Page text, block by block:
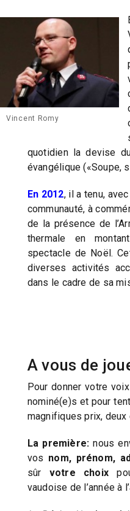
Vincent Romy
quotidien la devise
évangélique («Soupe,
En 2012, il a tenu,
communauté, à
de la présence de
thermale en
spectacle de Noël.
diverses activités
dans le cadre de sa
A vous de
Pour donner votre
nominé(e)s et pour
magnifiques prix, deux
La première: nous
vos nom, prénom,
sûr votre choix
vaudoise de l’année à